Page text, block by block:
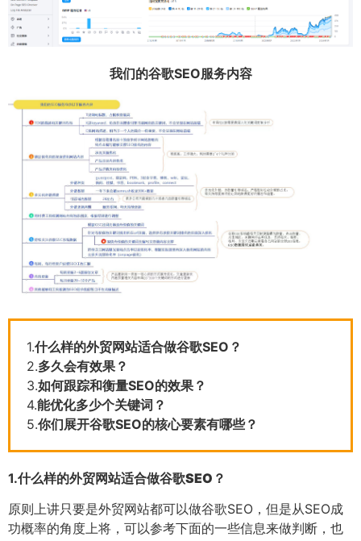
我们的谷歌SEO服务内容
1.什么样的外贸网站适合做谷歌SEO？
2.多久会有效果？
3.如何跟踪和衡量SEO的效果？
4.能优化多少个关键词？
5.你们展开谷歌SEO的核心要素有哪些？
1.什么样的外贸网站适合做谷歌SEO？
原则上讲只要是外贸网站都可以做谷歌SEO，但是从SEO成
功概率的角度上将，可以参考下面的一些信息来做判断，也